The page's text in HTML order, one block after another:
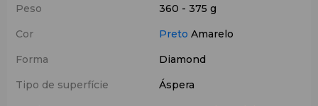
Peso
360 - 375 g
Cor
Preto Amarelo
Forma
Diamond
Tipo de superfície
Áspera